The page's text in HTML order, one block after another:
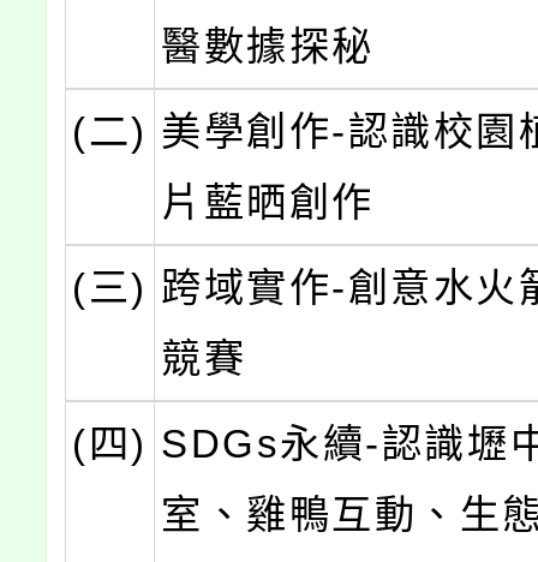
醫數據探秘
(二) 美學創作-認識校園
片藍晒創作
(三) 跨域實作-創意水火
競賽
(四) SDGs永續-認識壢
室、雞鴨互動、